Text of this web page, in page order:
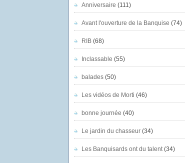
Anniversaire (111)
Avant l'ouverture de la Banquise (74)
RIB(68)
Inclassable (55)
balades(50)
Les vidéos de Morti (46)
bonne journée (40)
Le jardin du chasseur(34)
Les Banquisards ont du talent(34)